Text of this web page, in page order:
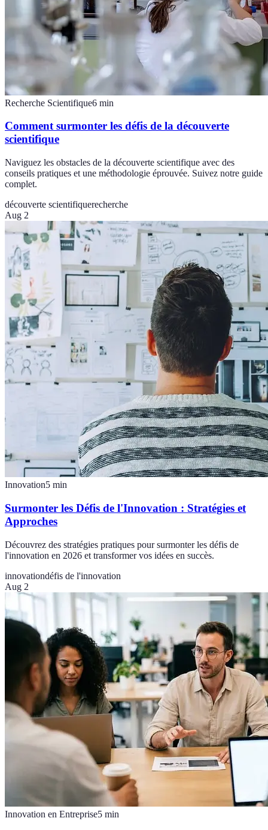
Recherche Scientifique6 min
Comment surmonter les défis de la découverte
scientifique
Naviguez les obstacles de la découverte scientifique avec des
conseils pratiques et une méthodologie éprouvée. Suivez notre guide
complet.
découverte scientifiquerecherche
Aug 2
Innovation5 min
Surmonter les Défis de l'Innovation : Stratégies et
Approches
Découvrez des stratégies pratiques pour surmonter les défis de
l'innovation en 2026 et transformer vos idées en succès.
innovationdéfis de l'innovation
Aug 2
Innovation en Entreprise5 min